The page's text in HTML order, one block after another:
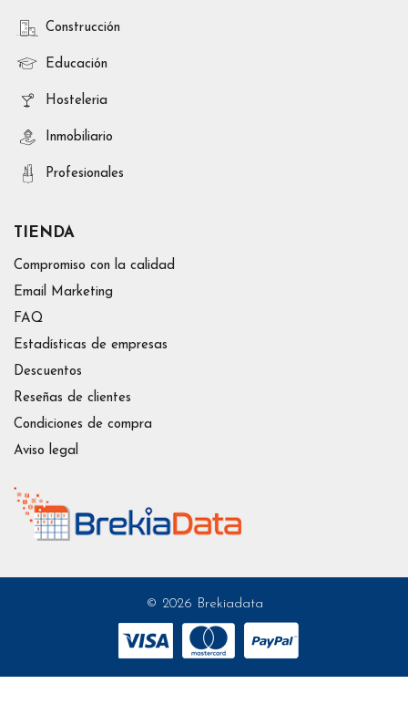
Construcción
Educación
Hosteleria
Inmobiliario
Profesionales
TIENDA
Compromiso con la calidad
Email Marketing
FAQ
Estadísticas de empresas
Descuentos
Reseñas de clientes
Condiciones de compra
Aviso legal
© 2026 Brekiadata